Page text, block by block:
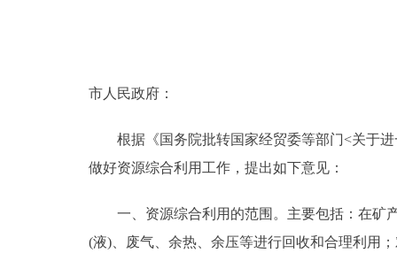
政民互动
12345网上接诉即办
走进北京
市人民政府：
根据《国务院批转国家经贸委等部门<关于进
做好资源综合利用工作，提出如下意见：
一、资源综合利用的范围。主要包括：在矿产
(液)、废气、余热、余压等进行回收和合理利用